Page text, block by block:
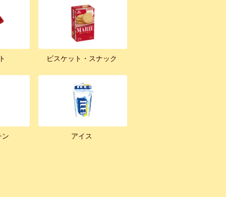
ビスケット・スナック
ン アイス